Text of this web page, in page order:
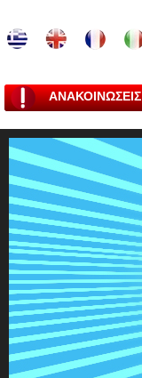
ΑΝΑΚΟΙΝΩΣΕΙΣ